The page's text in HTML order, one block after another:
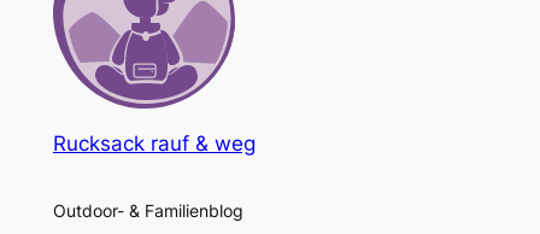
Rucksack rauf & weg
Outdoor- & Familienblog